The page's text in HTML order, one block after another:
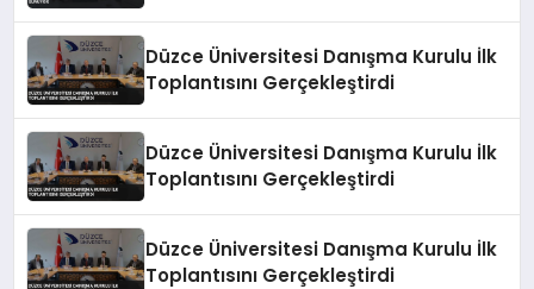
Düzce Üniversitesi Danışma Kurulu İlk
Toplantısını Gerçekleştirdi
Düzce Üniversitesi Danışma Kurulu İlk
Toplantısını Gerçekleştirdi
Düzce Üniversitesi Danışma Kurulu İlk
Toplantısını Gerçekleştirdi